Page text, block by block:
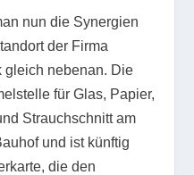
nun die Synergien
der Firma
gleich nebenan. Die
für Glas, Papier,
Strauchschnitt am
und ist künftig
die den